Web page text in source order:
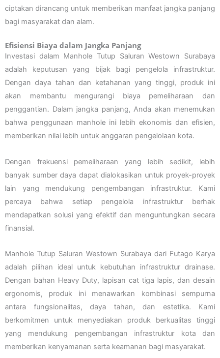
ciptakan dirancang untuk memberikan manfaat jangka panjang
bagi masyarakat dan alam.
Efisiensi Biaya dalam Jangka Panjang
Investasi dalam Manhole Tutup Saluran Westown Surabaya
adalah keputusan yang bijak bagi pengelola infrastruktur.
Dengan daya tahan dan ketahanan yang tinggi, produk ini
akan membantu mengurangi biaya pemeliharaan dan
penggantian. Dalam jangka panjang, Anda akan menemukan
bahwa penggunaan manhole ini lebih ekonomis dan efisien,
memberikan nilai lebih untuk anggaran pengelolaan kota.
Dengan frekuensi pemeliharaan yang lebih sedikit, lebih
banyak sumber daya dapat dialokasikan untuk proyek-proyek
lain yang mendukung pengembangan infrastruktur. Kami
percaya bahwa setiap pengelola infrastruktur berhak
mendapatkan solusi yang efektif dan menguntungkan secara
finansial.
Manhole Tutup Saluran Westown Surabaya dari Futago Karya
adalah pilihan ideal untuk kebutuhan infrastruktur drainase.
Dengan bahan Heavy Duty, lapisan cat tiga lapis, dan desain
ergonomis, produk ini menawarkan kombinasi sempurna
antara fungsionalitas, daya tahan, dan estetika. Kami
berkomitmen untuk menyediakan produk berkualitas tinggi
yang mendukung pengembangan infrastruktur kota dan
memberikan kenyamanan serta keamanan bagi masyarakat.